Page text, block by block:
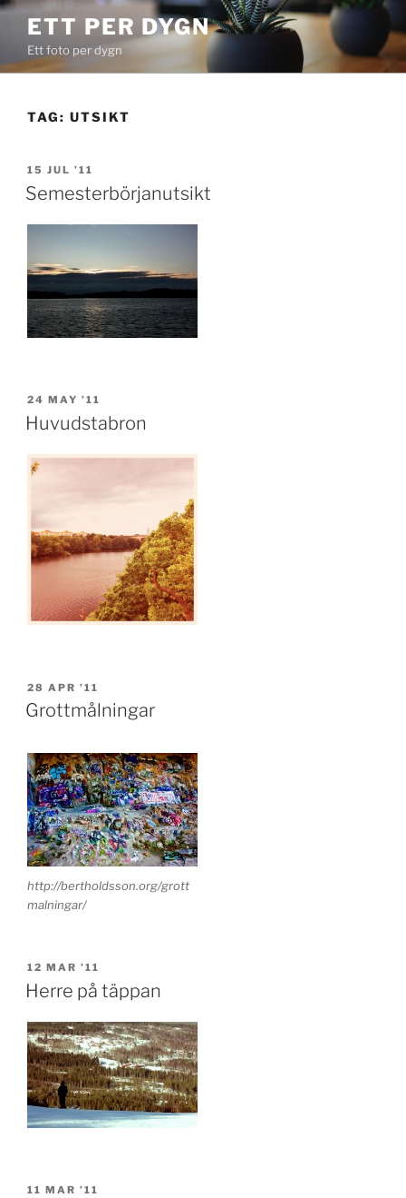
Skip
content
ETT PER DYGN
Ett foto per dygn
TAG: UTSIKT
POSTED
ON
15 JUL ’11
Semesterbörjanutsikt
POSTED
ON
24 MAY ’11
Huvudstabron
POSTED
ON
28 APR ’11
Grottmålningar
http://bertholdsson.org/grott
malningar/
POSTED
ON
12 MAR ’11
Herre på täppan
POSTED
11 MAR ’11